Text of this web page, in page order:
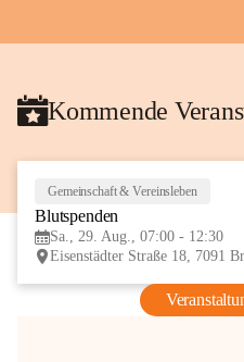
Kommende
Gemeinschaft & Vereinsleben
Blutspenden
Sa., 29. Aug., 07:00 - 12:30